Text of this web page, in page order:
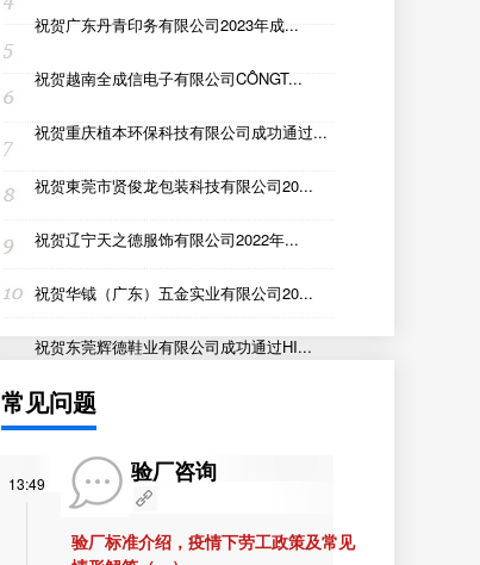
祝贺广东丹青印务有限公司2023年成...
祝贺越南全成信电子有限公司CÔNGT...
祝贺重庆植本环保科技有限公司成功通过...
祝贺東莞市贤俊龙包装科技有限公司20...
祝贺辽宁天之德服饰有限公司2022年...
祝贺华钺（广东）五金实业有限公司20...
祝贺东莞辉德鞋业有限公司成功通过HI...
常见问题
13:49 验厂咨询
验厂标准介绍，疫情下劳工政策及常见